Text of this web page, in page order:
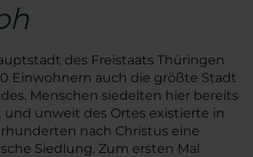
des Freistaats Thüringen
Einwohnern auch die größte Stadt
Menschen siedelten hier bereits
und unweit des Ortes existierte in
nach Christus eine
Siedlung. Zum ersten Mal